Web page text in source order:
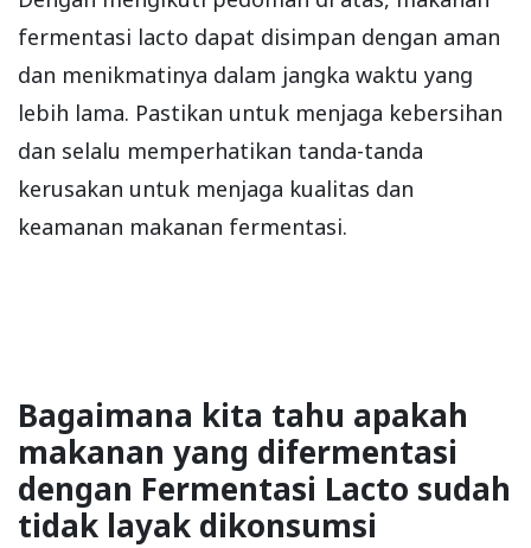
fermentasi lacto dapat disimpan dengan aman
dan menikmatinya dalam jangka waktu yang
lebih lama. Pastikan untuk menjaga kebersihan
dan selalu memperhatikan tanda-tanda
kerusakan untuk menjaga kualitas dan
keamanan makanan fermentasi.
Bagaimana kita tahu apakah
makanan yang difermentasi
dengan Fermentasi Lacto sudah
tidak layak dikonsumsi